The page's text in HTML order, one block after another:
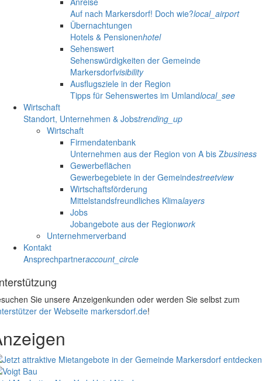
Auf nach Markersdorf! Doch wie?local_airport
Übernachtungen
Hotels & Pensionenhotel
Sehenswert
Sehenswürdigkeiten der Gemeinde
Markersdorfvisibility
Ausflugsziele in der Region
Tipps für Sehenswertes im Umlandlocal_see
Wirtschaft
Standort, Unternehmen & Jobstrending_up
Wirtschaft
Firmendatenbank
Unternehmen aus der Region von A bis Zbusiness
Gewerbeflächen
Gewerbegebiete in der Gemeindestreetview
Wirtschaftsförderung
Mittelstandsfreundliches Klimalayers
Jobs
Jobangebote aus der Regionwork
Unternehmerverband
Kontakt
Ansprechpartneraccount_circle
Sie unsere Anzeigenkunden oder werden Sie selbst zum
der Webseite markersdorf.de!